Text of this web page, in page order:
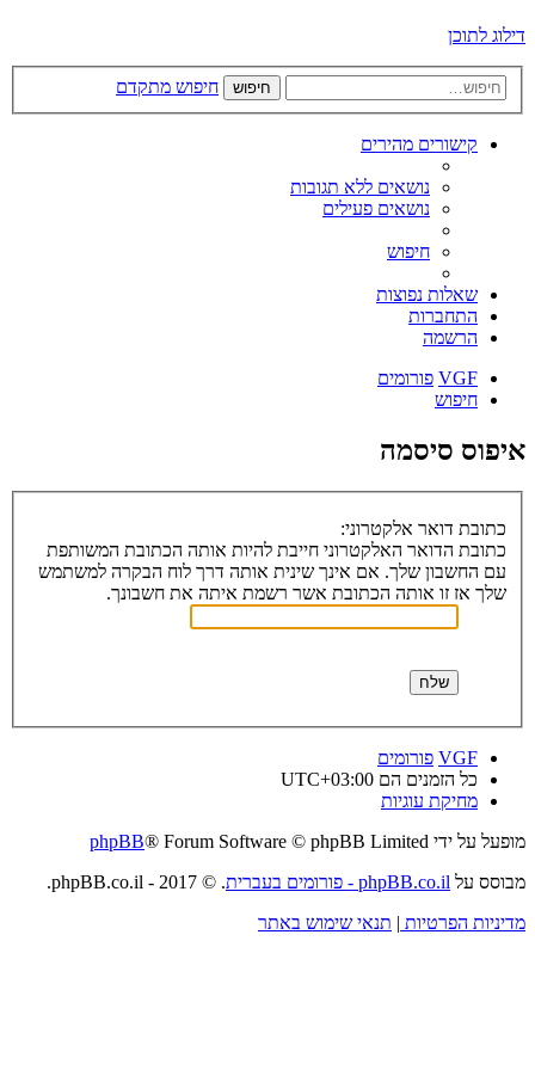
דילוג לתוכן
חיפוש חיפוש מתקדם
קישורים מהירים
נושאים ללא תגובות
נושאים פעילים
חיפוש
שאלות נפוצות
התחברות
הרשמה
VGF פורומים
חיפוש
איפוס סיסמה
כתובת דואר אלקטרוני:
כתובת הדואר האלקטרוני חייבת להיות אותה הכתובת המשותפת
עם החשבון שלך. אם אינך שינית אותה דרך לוח הבקרה למשתמש
שלך אז זו אותה הכתובת אשר רשמת איתה את חשבונך.
VGF פורומים
כל הזמנים הם UTC+03:00
מחיקת עוגיות
מופעל על ידי
phpBB® Forum Software © phpBB Limited
מבוסס על phpBB.co.il - פורומים בעברית
. © 2017 - phpBB.co.il.
מדיניות הפרטיות | תנאי שימוש באתר